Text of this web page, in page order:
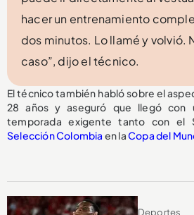
hacer un entrenamiento
dos minutos. Lo llamé y volvió.
caso”, dijo el técnico.
El técnico también habló sobre el
28 años y aseguró que llegó con
temporada exigente tanto con el
Selección Colombia en laCopa del
Deportes